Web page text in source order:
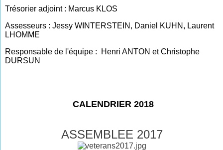
Trésorier adjoint : Marcus KLOS
Assesseurs : Jessy WINTERSTEIN, Daniel KUHN, Laurent
LHOMME
Responsable de l'équipe : Henri ANTON et Christophe
DURSUN
CALENDRIER 2018
ASSEMBLEE 2017